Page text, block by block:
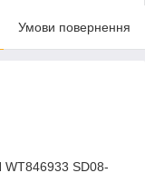
Умови повернення
WT846933 SD08-